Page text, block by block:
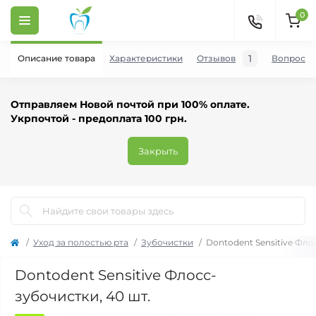
Отправляем Новой почтой при 100% оплате.
Укрпочтой - предоплата 100 грн.
Закрыть
0
Уход за полостью рта Зубочистки Dontodent Sensitive
Dontodent Sensitive Флосс-
зубочистки, 40 шт.
Описание товара Характеристики Отзывов 1 Вопросы